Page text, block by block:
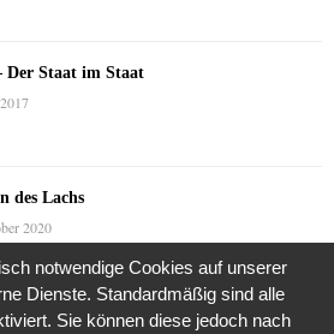
Der Staat im Staat
des Lachs
2020
der Kubushäuser
notwendige Cookies auf unserer
Dienste. Standardmäßig sind alle
Sie können diese jedoch nach